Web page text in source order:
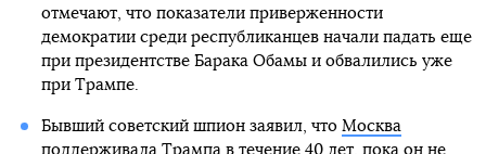
отмечают, что показатели приверженности
демократии среди республиканцев начали падать еще
при президентстве Барака Обамы и обвалились уже
при Трампе.
Бывший советский шпион заявил, что Москва
поддерживала Трампа в течение 40 лет, пока он не